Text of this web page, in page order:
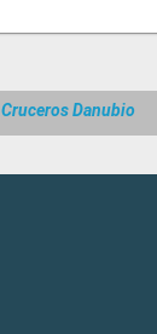
Cruceros Danubio